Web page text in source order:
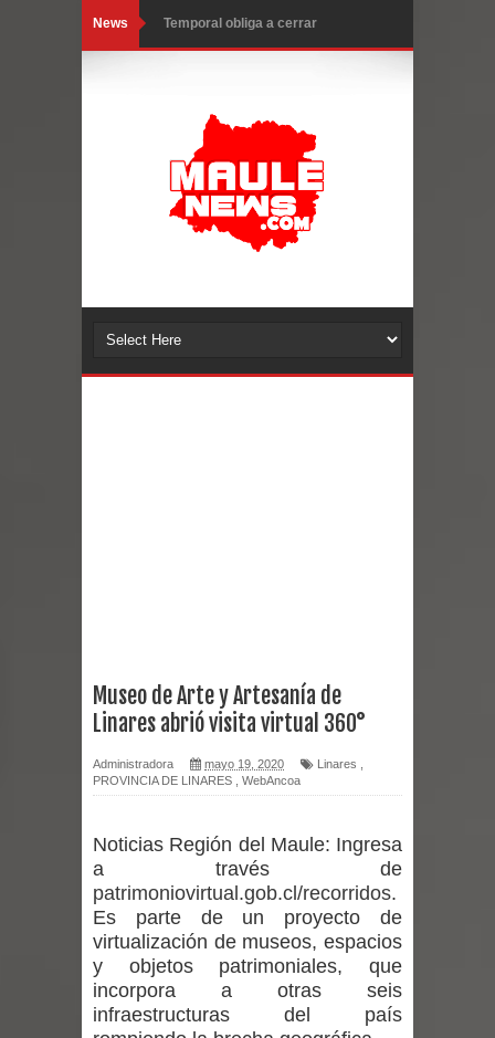
News Temporal obliga a cerrar
Chancho en Talca tras caída de
ramas cerca de carpas
Miles llegan a la Plaza de Armas de
Talca en el inicio de la Fiesta del
Torneo de Asadores reúne a 13
Curicó desarrollará jornada de
vacunación contra la Influenza y otros
Empedrado desarrolló con éxito el
desafío guerreros 2026
Banda linarense Los Remembers
regresa de Brasil tras impulsar un
Museo de Arte y Artesanía de
Linares abrió visita virtual 360°
Administradora mayo 19, 2020 Linares
PROVINCIA DE LINARES
WebAncoa
Noticias Región del Maule: Ingresa
a través de
patrimoniovirtual.gob.cl/recorridos.
Es parte de un proyecto de
virtualización de museos, espacios
y objetos patrimoniales, que
incorpora a otras seis
infraestructuras del país